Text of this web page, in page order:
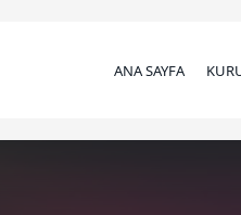
ANA SAYFA